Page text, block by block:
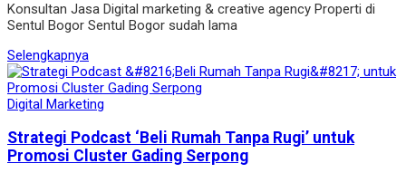
Konsultan Jasa Digital marketing & creative agency Properti di
Sentul Bogor Sentul Bogor sudah lama
Selengkapnya
Digital Marketing
Strategi Podcast ‘Beli Rumah Tanpa Rugi’ untuk
Promosi Cluster Gading Serpong